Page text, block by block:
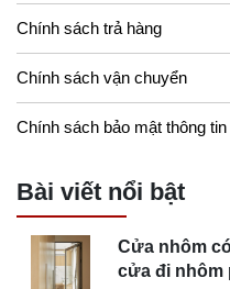
Chính sách trả hàng
Chính sách vận chuyển
Chính sách bảo mật thông tin
Bài viết nổi bật
Cửa nhôm
cửa đi nhôm